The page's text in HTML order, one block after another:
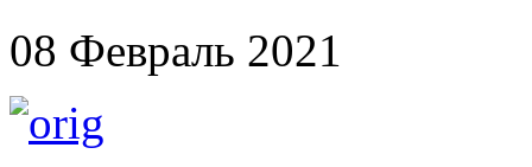
08 Февраль 2021